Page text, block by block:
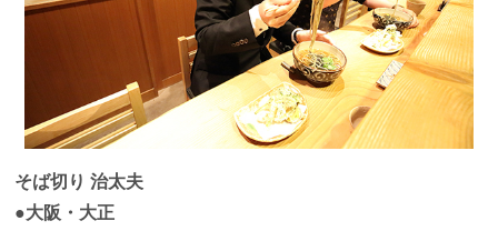
そば切り 治太夫
●大阪・大正